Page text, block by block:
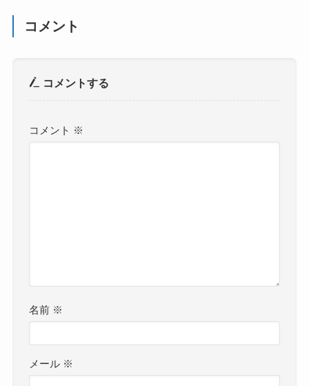
コメント
コメントする
コメント ※
名前 ※
メール ※